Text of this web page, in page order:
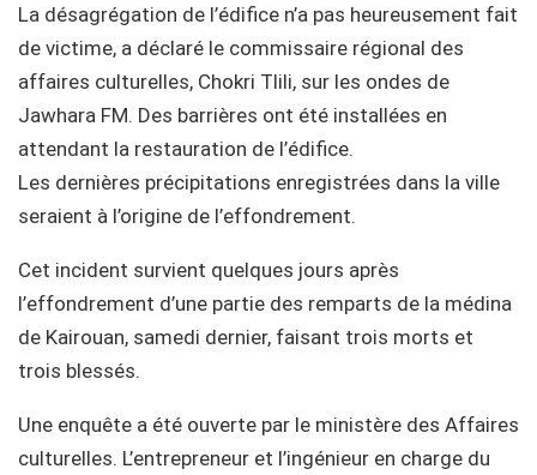
La désagrégation de l’édifice n’a pas heureusement fait
de victime, a déclaré le commissaire régional des
affaires culturelles, Chokri Tlili, sur les ondes de
Jawhara FM. Des barrières ont été installées en
attendant la restauration de l’édifice.
Les dernières précipitations enregistrées dans la ville
seraient à l’origine de l’effondrement.
Cet incident survient quelques jours après
l’effondrement d’une partie des remparts de la médina
de Kairouan, samedi dernier, faisant trois morts et
trois blessés.
Une enquête a été ouverte par le ministère des Affaires
culturelles. L’entrepreneur et l’ingénieur en charge du